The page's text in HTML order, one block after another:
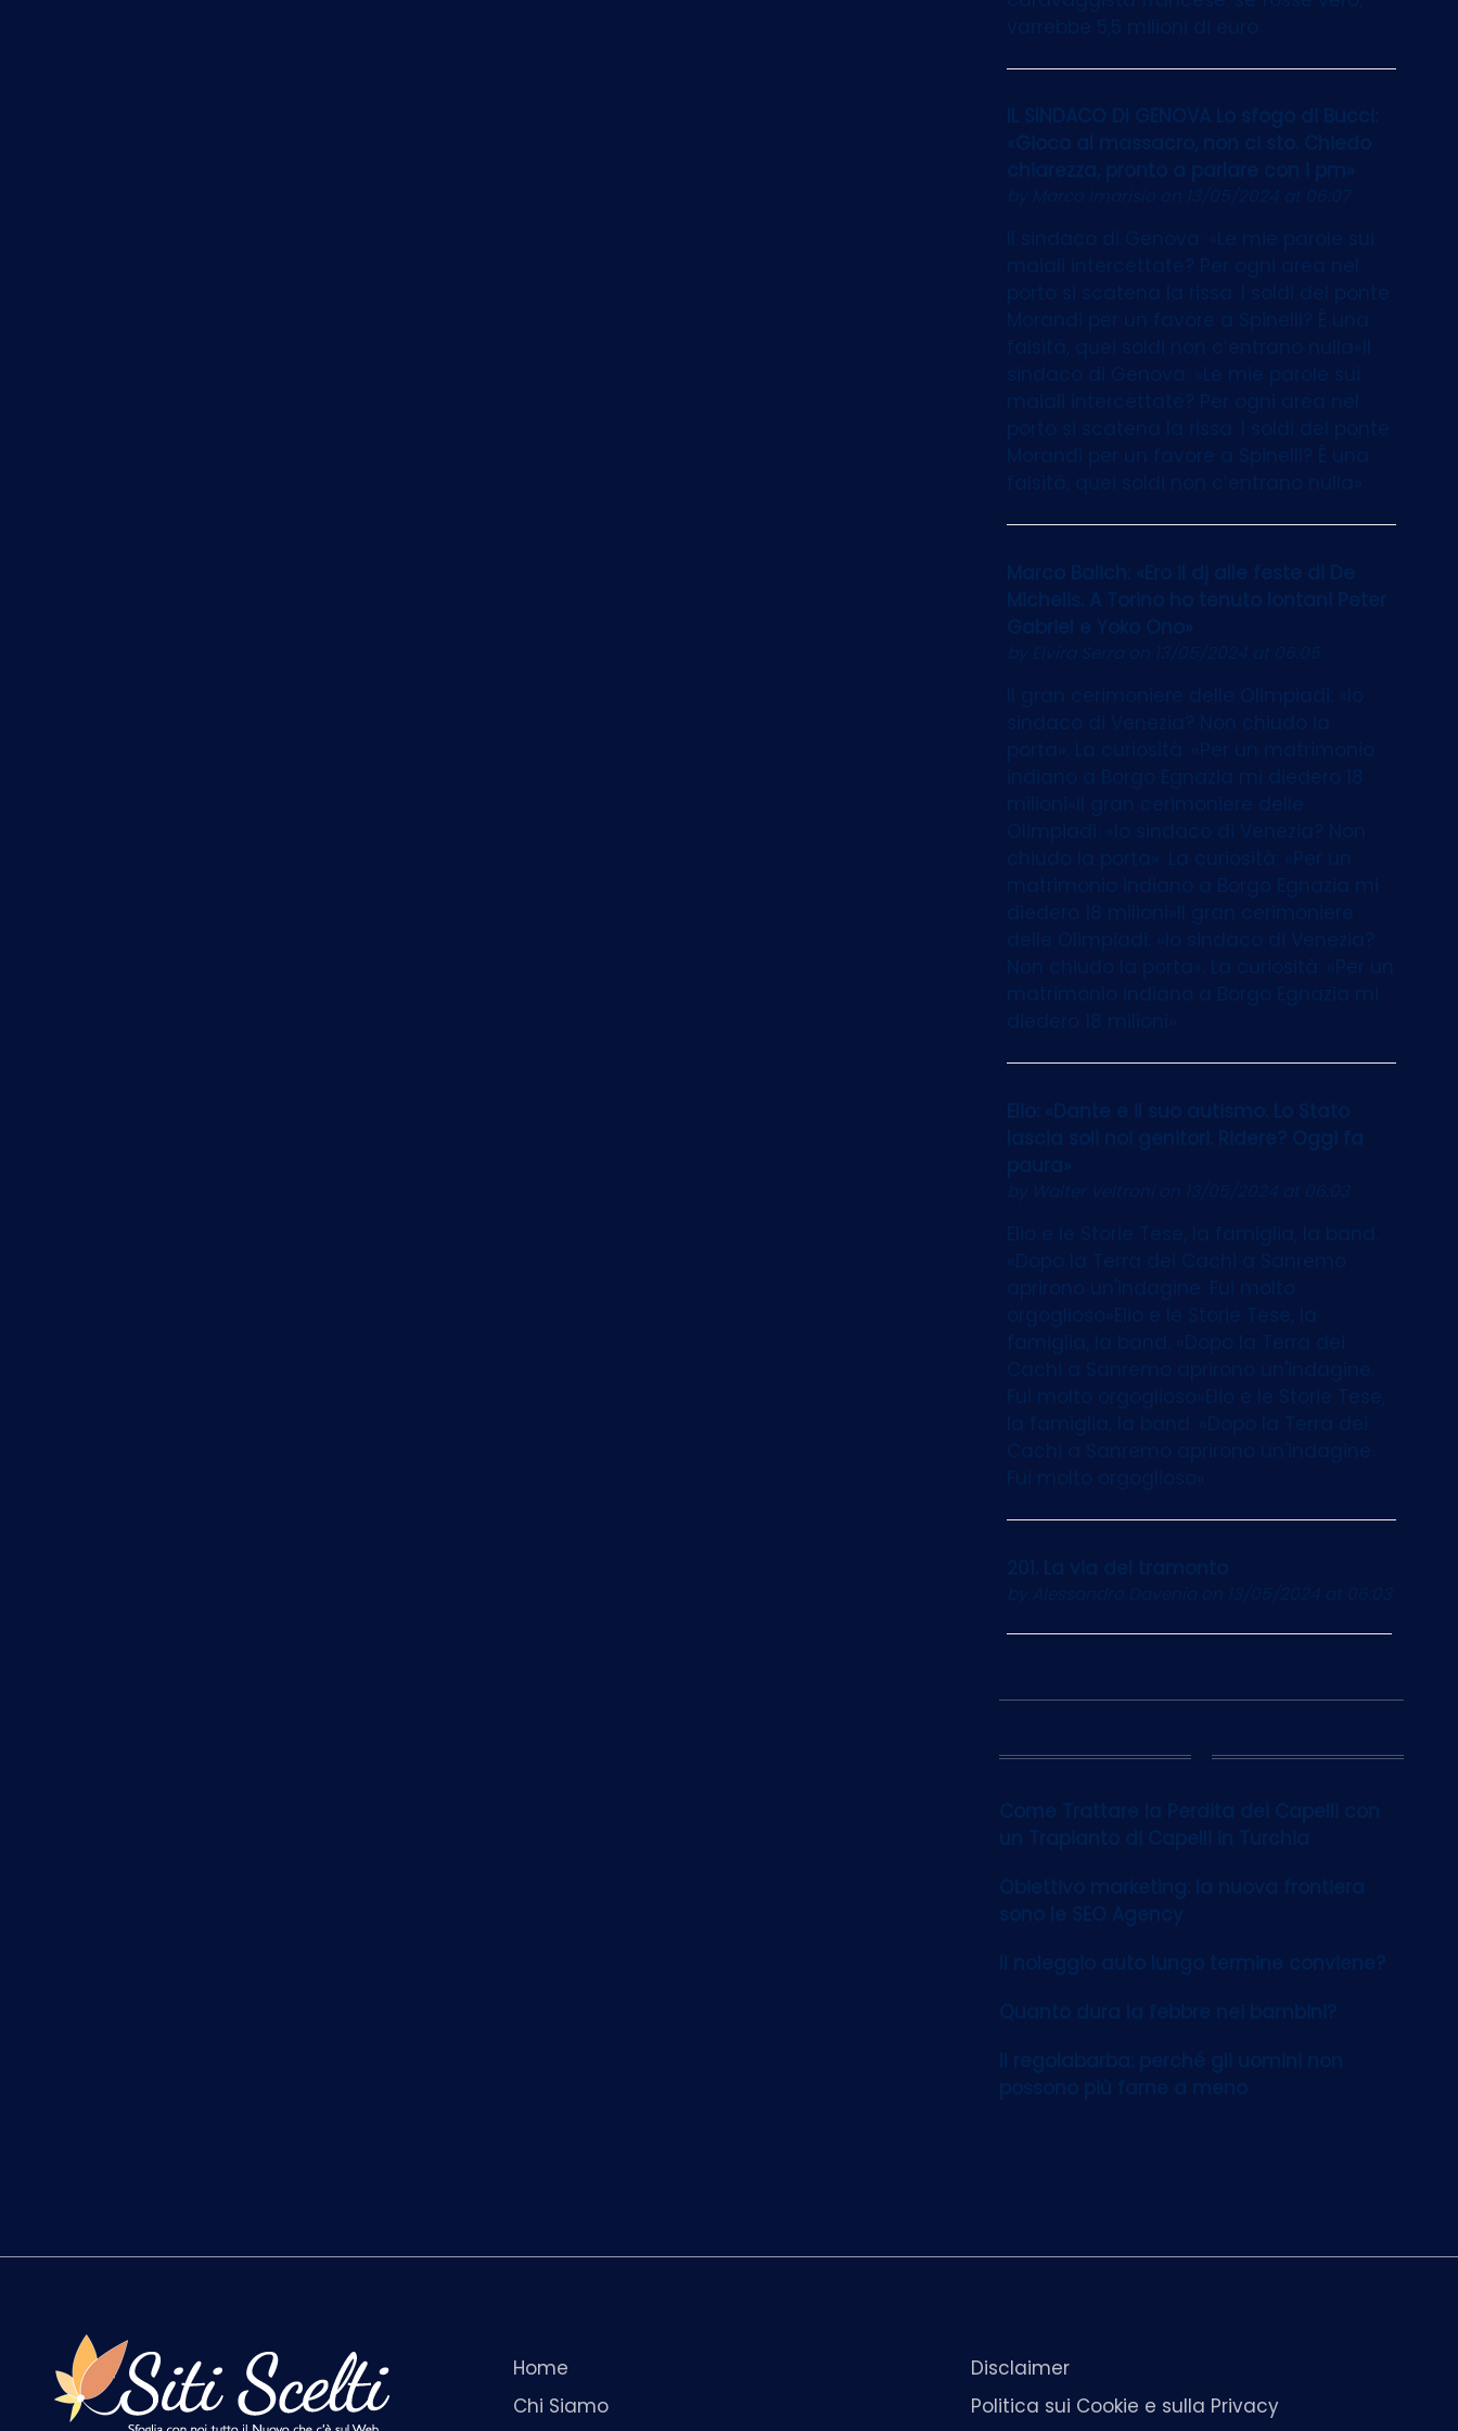
varrebbe 5,5 milioni di euro
IL SINDACO DI GENOVA Lo sfogo di Bucci:
«Gioco al massacro, non ci sto. Chiedo
chiarezza, pronto a parlare con i pm»
by Marco Imarisioon 13/05/2024 at 06:07
Il sindaco di Genova: «Le mie parole sui
maiali intercettate? Per ogni area nel
porto si scatena la rissa. I soldi del ponte
Morandi per un favore a Spinelli? È una
falsità, quei soldi non c’entrano nulla»Il
sindaco di Genova: «Le mie parole sui
maiali intercettate? Per ogni area nel
porto si scatena la rissa. I soldi del ponte
Morandi per un favore a Spinelli? È una
falsità, quei soldi non c’entrano nulla»
Marco Balich: «Ero il dj alle feste di De
Michelis. A Torino ho tenuto lontani Peter
Gabriel e Yoko Ono»
by Elvira Serra on 13/05/2024 at 06:05
Il gran cerimoniere delle Olimpiadi: «Io
sindaco di Venezia? Non chiudo la
porta». La curiosità: «Per un matrimonio
indiano a Borgo Egnazia mi diedero 18
milioni»Il gran cerimoniere delle
Olimpiadi: «Io sindaco di Venezia? Non
chiudo la porta». La curiosità: «Per un
matrimonio indiano a Borgo Egnazia mi
diedero 18 milioni»Il gran cerimoniere
delle Olimpiadi: «Io sindaco di Venezia?
Non chiudo la porta». La curiosità: «Per un
matrimonio indiano a Borgo Egnazia mi
diedero 18 milioni»
Elio: «Dante e il suo autismo. Lo Stato
lascia soli noi genitori. Ridere? Oggi fa
paura»
by Walter Veltronion 13/05/2024 at 06:03
Elio e le Storie Tese, la famiglia, la band.
«Dopo la Terra dei Cachi a Sanremo
aprirono un'indagine. Fui molto
orgoglioso»Elio e le Storie Tese, la
famiglia, la band. «Dopo la Terra dei
Cachi a Sanremo aprirono un'indagine.
Fui molto orgoglioso»Elio e le Storie Tese,
la famiglia, la band. «Dopo la Terra dei
Cachi a Sanremo aprirono un'indagine.
Fui molto orgoglioso»
201. La via del tramonto
by Alessandro Davenia on 13/05/2024 at 06:03
12
Come Trattare la Perdita dei Capelli con
un Trapianto di Capelli in Turchia
Obiettivo marketing: la nuova frontiera
sono le SEO Agency
Il noleggio auto lungo termine conviene?
Quanto dura la febbre nei bambini?
Il regolabarba: perché gli uomini non
possono più farne a meno
Home
Chi Siamo
Disclaimer
Politica sui Cookie e sulla Privacy